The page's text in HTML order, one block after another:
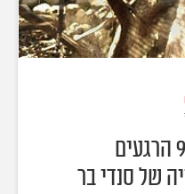
לא מסובכת: 9 הרגעים
של סנדי בר